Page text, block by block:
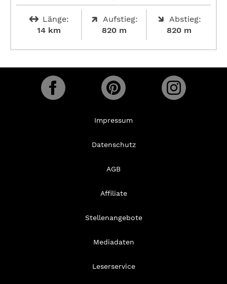
Länge:
14 km
Aufstieg:
820 m
Abstieg:
820 m
Impressum
Datenschutz
AGB
Affiliate
Stellenangebote
Mediadaten
Leserservice